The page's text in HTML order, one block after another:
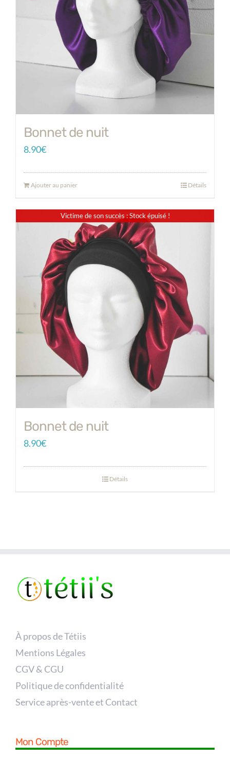
Bonnet de nuit
8.90€
Ajouter au panier Détails
Victime de son succès : Stock épuisé !
Bonnet de nuit
8.90€
Détails
À propos de Tétiis
Mentions Légales
CGV & CGU
Politique de confidentialité
Service après-vente et Contact
Mon Compte